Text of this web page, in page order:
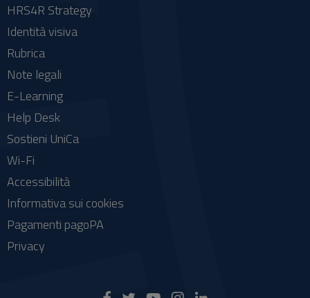
HRS4R Strategy
Identità visiva
Rubrica
Note legali
E-Learning
Help Desk
Sostieni UniCa
Wi-Fi
Accessibilità
Informativa sui cookies
Pagamenti pagoPA
Privacy